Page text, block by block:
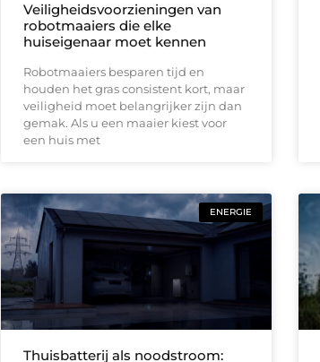
Veiligheidsvoorzieningen van
robotmaaiers die elke
huiseigenaar moet kennen
Robotmaaiers besparen tijd en
houden het gras consistent kort, maar
veiligheid moet belangrijker zijn dan
gemak. Als u een maaier kiest voor
een huis met
ENERGIE
Thuisbatterij als noodstroom: